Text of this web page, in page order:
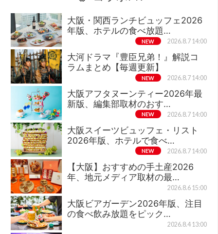
大阪・関西ランチビュッフェ2026
年版、ホテルの食べ放題…
NEW 2026.8.7 14:00
大河ドラマ『豊臣兄弟！』解説コ
ラムまとめ【毎週更新】
NEW 2026.8.7 14:00
大阪アフタヌーンティー2026年最
新版、編集部取材のおす…
NEW 2026.8.7 14:00
大阪スイーツビュッフェ・リスト
2026年版、ホテルで食べ…
NEW 2026.8.7 14:00
【大阪】おすすめの手土産2026
年、地元メディア取材の最…
2026.8.6 15:00
大阪ビアガーデン2026年版、注目
の食べ飲み放題をピック…
2026.8.4 13:00